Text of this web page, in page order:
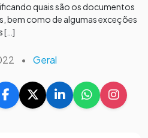
quais são os documentos
bem como de algumas exceções
[…]
• Geral